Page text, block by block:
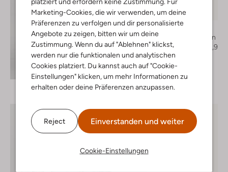
Marketing-Cookies, die wir verwenden, um deine
Präferenzen zu verfolgen und dir personalisierte
Angebote zu zeigen, bitten wir um deine
Zustimmung. Wenn du auf "Ablehnen" klickst,
werden nur die funktionalen und analytischen
Cookies platziert. Du kannst auch auf "Cookie-
Einstellungen" klicken, um mehr Informationen zu
erhalten oder deine Präferenzen anzupassen.
Reject Einverstanden und weiter
Cookie-Einstellungen
Entdecke den Look
Letzter Artikel
-50%
Ash
Flache Sandalen
€ 249,99
€ 124,99
+ mehr farben